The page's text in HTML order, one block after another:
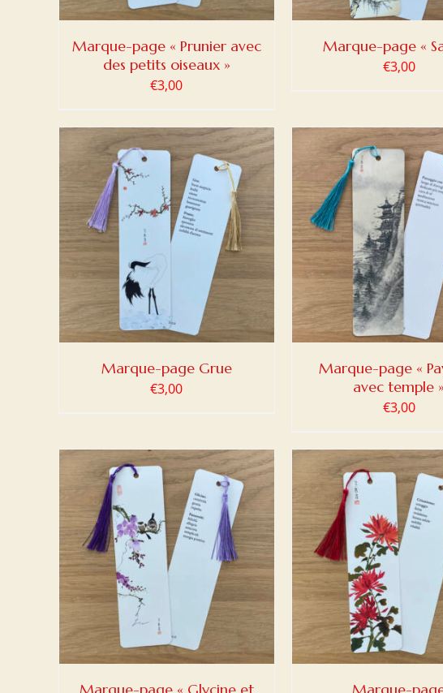
Marque-page « Prunier avec
des petits oiseaux »
€3,00
Marque-page «
€3,00
Marque-page Grue
€3,00
AJOUTER AU PANIER / DETAILS
Marque-page «
avec temple »
€3,00
AJOUTER AU PANIER
AJOUTER AU PANIER / DETAILS AJOUTER AU PANIER